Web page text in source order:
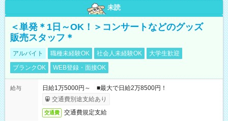
未読
＜単発＊1日～OK！＞コンサートなどのグッズ
販売スタッフ＊
アルバイト 職種未経験OK 社会人未経験OK
大学生歓迎
ブランクOK
WEB登録・面接OK
給与
日給1万5000円～ ■最大で日給2万8500円！
交通費別途支給あり
交通費 交通費規定支給